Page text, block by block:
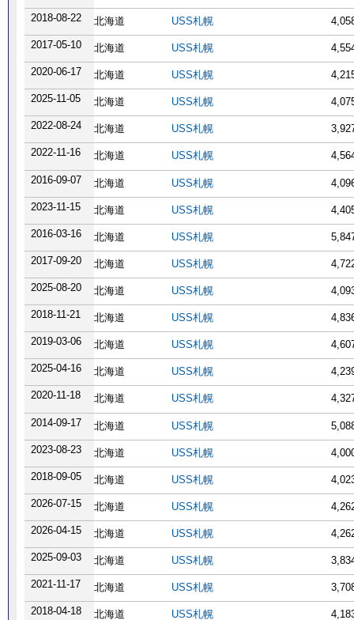
2018-08-22 北海道 USS札幌
2017-05-10
北海道 USS札幌
2020-06-17
北海道 USS札幌
2025-11-05
北海道 USS札幌
2022-08-24
北海道 USS札幌
2022-11-16
北海道 USS札幌
2016-09-07 北海道 USS札幌
2023-11-15
北海道 USS札幌
2016-03-16
北海道 USS札幌
2017-09-20
北海道 USS札幌
2025-08-20
北海道 USS札幌
2018-11-21
北海道 USS札幌
2019-03-06
北海道 USS札幌
2025-04-16
北海道 USS札幌
2020-11-18
北海道 USS札幌
2014-09-17 北海道 USS札幌
2023-08-23
北海道 USS札幌
2018-09-05
北海道 USS札幌
2026-07-15
北海道 USS札幌
2026-04-15
北海道 USS札幌
2025-09-03
北海道 USS札幌
2021-11-17
北海道 USS札幌
2018-04-18
北海道 USS札幌